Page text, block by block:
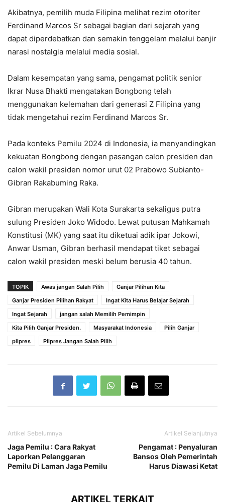
Akibatnya, pemilih muda Filipina melihat rezim otoriter
Ferdinand Marcos Sr sebagai bagian dari sejarah yang
dapat diperdebatkan dan semakin tenggelam melalui banjir
narasi nostalgia melalui media sosial.
Dalam kesempatan yang sama, pengamat politik senior
Ikrar Nusa Bhakti mengatakan Bongbong telah
menggunakan kelemahan dari generasi Z Filipina yang
tidak mengetahui rezim Ferdinand Marcos Sr.
Pada konteks Pemilu 2024 di Indonesia, ia menyandingkan
kekuatan Bongbong dengan pasangan calon presiden dan
calon wakil presiden nomor urut 02 Prabowo Subianto-
Gibran Rakabuming Raka.
Gibran merupakan Wali Kota Surakarta sekaligus putra
sulung Presiden Joko Widodo. Lewat putusan Mahkamah
Konstitusi (MK) yang saat itu diketuai adik ipar Jokowi,
Anwar Usman, Gibran berhasil mendapat tiket sebagai
calon wakil presiden meski belum berusia 40 tahun.
TOPIK Awas jangan Salah Pilih
Ganjar Pilihan Kita
Ganjar Presiden Pilihan Rakyat
Ingat Kita Harus Belajar Sejarah
Ingat Sejarah
jangan salah Memilih Pemimpin
Kita Pilih Ganjar Presiden.
Masyarakat Indonesia
Pilih Ganjar
pilpres
Pilpres Jangan Salah Pilih
Artikel Sebelumnya
Jaga Pemilu : Cara Rakyat
Laporkan Pelanggaran
Pemilu Di Laman Jaga Pemilu
Artikel Selanjutnya
Pengamat : Penyaluran
Bansos Oleh Pemerintah
Harus Diawasi Ketat
ARTIKEL TERKAIT